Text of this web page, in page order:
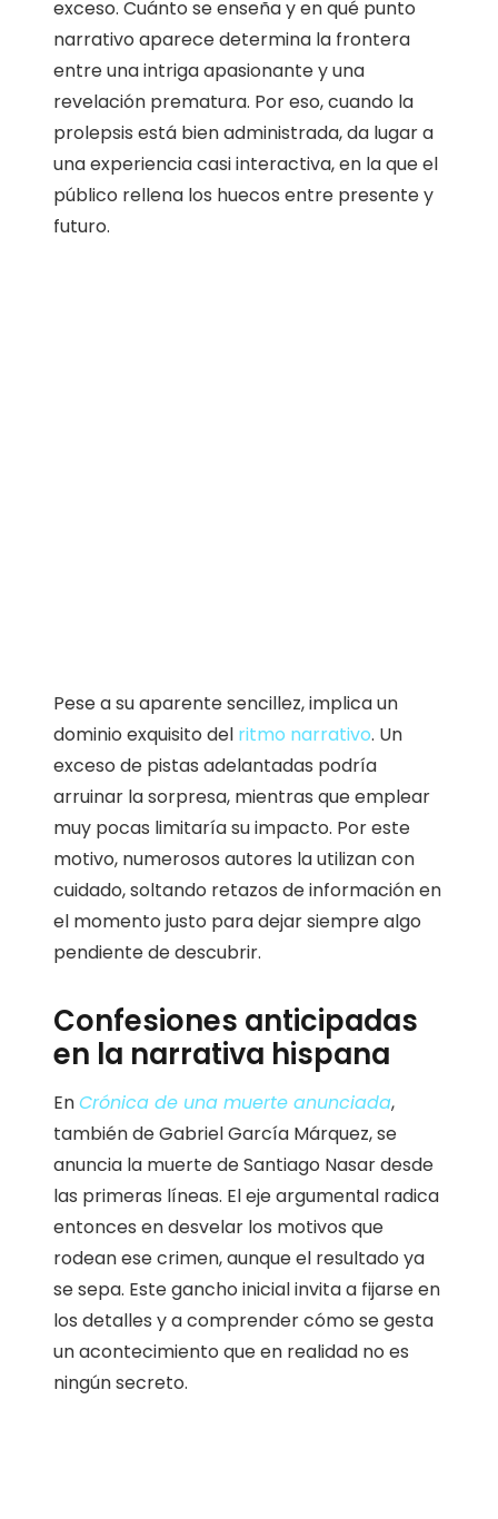
exceso. Cuánto se enseña y en qué punto
narrativo aparece determina la frontera
entre una intriga apasionante y una
revelación prematura. Por eso, cuando la
prolepsis está bien administrada, da lugar a
una experiencia casi interactiva, en la que el
público rellena los huecos entre presente y
futuro.
Pese a su aparente sencillez, implica un
dominio exquisito del ritmo narrativo. Un
exceso de pistas adelantadas podría
arruinar la sorpresa, mientras que emplear
muy pocas limitaría su impacto. Por este
motivo, numerosos autores la utilizan con
cuidado, soltando retazos de información en
el momento justo para dejar siempre algo
pendiente de descubrir.
Confesiones anticipadas
en la narrativa hispana
EnCrónica de una muerte anunciada,
también de Gabriel García Márquez, se
anuncia la muerte de Santiago Nasar desde
las primeras líneas. El eje argumental radica
entonces en desvelar los motivos que
rodean ese crimen, aunque el resultado ya
se sepa. Este gancho inicial invita a fijarse en
los detalles y a comprender cómo se gesta
un acontecimiento que en realidad no es
ningún secreto.